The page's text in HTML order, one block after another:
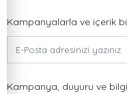
Kampanyalarla ve içerik
Kampanya, duyuru ve